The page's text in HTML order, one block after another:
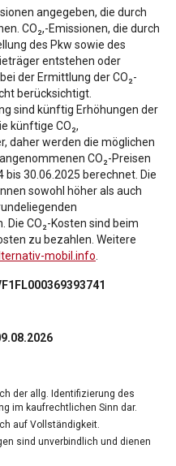
angegeben, die durch
CO₂,-Emissionen, die durch
des Pkw sowie des
entstehen oder
der Ermittlung der CO₂-
berücksichtigt.
sind künftig Erhöhungen der
künftige CO₂,
daher werden die möglichen
CO₂-Preisen
30.06.2025 berechnet. Die
sowohl höher als auch
Die CO₂-Kosten sind beim
zu bezahlen. Weitere
mobil.info.
der allg. Identifizierung des
im kaufrechtlichen Sinn dar.
auf Vollständigkeit.
sind unverbindlich und dienen